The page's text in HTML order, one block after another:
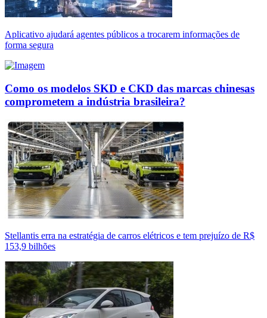
Aplicativo ajudará agentes públicos a trocarem informações de
forma segura
Como os modelos SKD e CKD das marcas chinesas
comprometem a indústria brasileira?
Stellantis erra na estratégia de carros elétricos e tem prejuízo de R$
153,9 bilhões